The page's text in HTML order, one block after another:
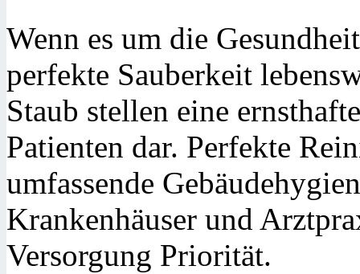
Wenn es um die
perfekte Sauberkeit
Staub stellen eine
Patienten dar. Perfekte
umfassende
Krankenhäuser und
Versorgung Priorität.